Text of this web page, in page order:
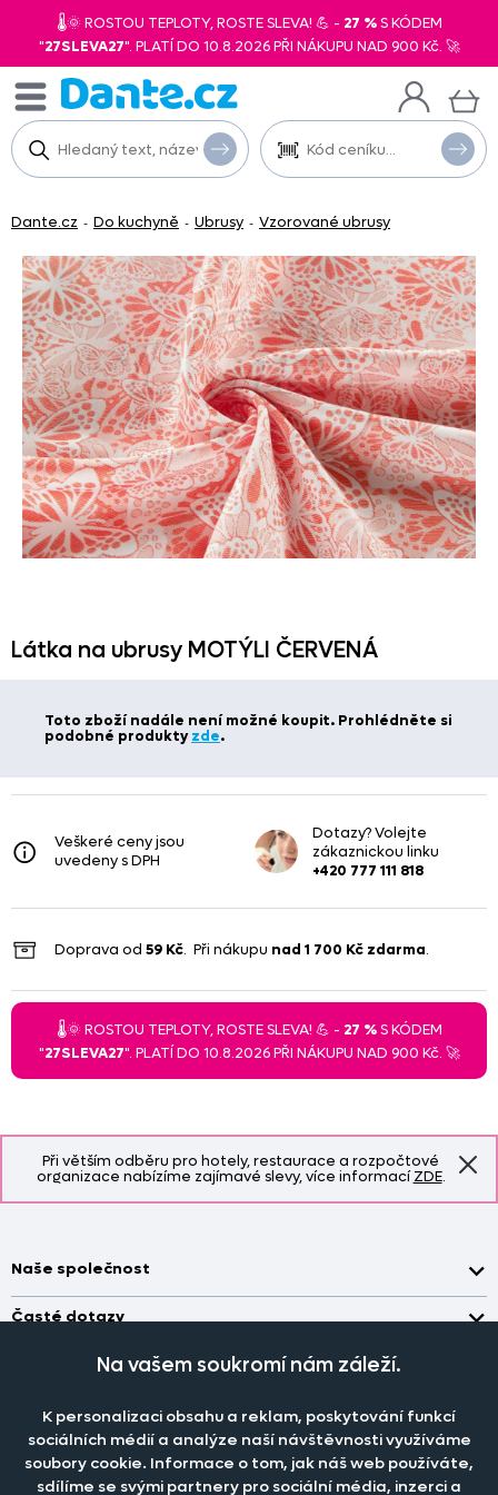
🌡️🌞 ROSTOU TEPLOTY, ROSTE SLEVA! 💪 - 27 %S KÓDEM
"27SLEVA27". PLATÍ DO 10.8.2026 PŘI NÁKUPU NAD 900 Kč. 🚀
Při větším odběru pro hotely, restaurace a rozpočtové
organizace nabízíme zajímavé slevy, více informacíZDE.
Dante.cz - Do kuchyně - Ubrusy - Vzorované ubrusy
Látka na ubrusy MOTÝLI ČERVENÁ
Toto zboží nadále není možné koupit. Prohlédněte si
podobné produktyzde.
Veškeré ceny jsou
uvedeny s DPH
Dotazy? Volejte
zákaznickou linku
+420 777 111 818
Doprava od 59 Kč. Při nákupu nad 1 700 Kč zdarma.
🌡️🌞 ROSTOU TEPLOTY, ROSTE SLEVA! 💪 - 27 %S KÓDEM
"27SLEVA27". PLATÍ DO 10.8.2026 PŘI NÁKUPU NAD 900 Kč. 🚀
Staňte se členem klubu Dante.cz
Naše společnost
Doprava a platba
Obchodní podmínky
Katalog zdarma
Časté dotazy
Jak prát záclony a závěsy?
Jak prát povlečení a prostěradla?
PRODEJNÍ ODDĚLENÍ - TELEFONICKY
po-pá 7:30 - 16:00
Tel.:777 111 818
e-mail:dotazy@dante.cz
Na vašem soukromí nám záleží.
K personalizaci obsahu a reklam, poskytování funkcí
sociálních médií a analýze naší návštěvnosti využíváme
soubory cookie. Informace o tom, jak náš web používáte,
sdílíme se svými partnery pro sociální média, inzerci a